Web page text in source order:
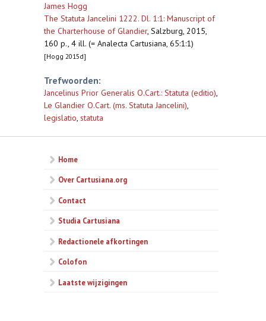
James Hogg
The Statuta Jancelini 1222. Dl. 1:1: Manuscript of
the Charterhouse of Glandier, Salzburg, 2015,
160 p., 4 ill. (= Analecta Cartusiana, 65:1:1)
[Hogg 2015d]
Trefwoorden:
Jancelinus Prior Generalis O.Cart.: Statuta (editio),
Le Glandier O.Cart. (ms. Statuta Jancelini),
legislatio, statuta
Home
Over Cartusiana.org
Contact
Studia Cartusiana
Redactionele afkortingen
Colofon
Laatste wijzigingen